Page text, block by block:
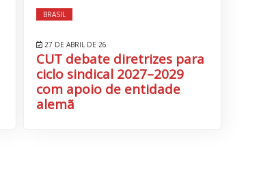
BRASIL
27 DE ABRIL DE 26
CUT debate diretrizes para
ciclo sindical 2027–2029
com apoio de entidade
alemã